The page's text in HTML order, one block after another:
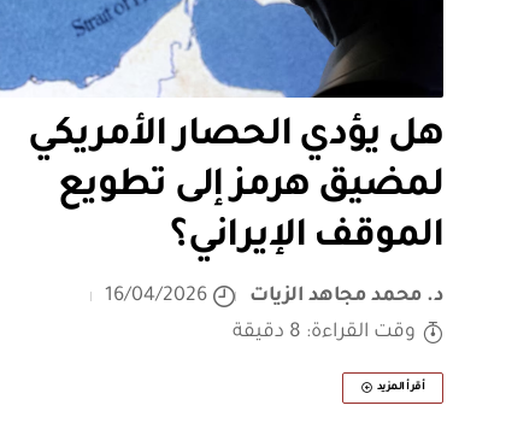
هل يؤدي الحصار الأمريكي
لمضيق هرمز إلى تطويع
الموقف الإيراني؟
د. محمد مجاهد الزيات
16/04/2026
وقت القراءة: 8 دقيقة
أقرأ المزيد